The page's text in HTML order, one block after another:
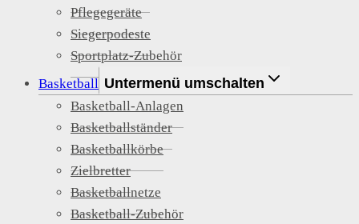
Pflegegeräte
Siegerpodeste
Sportplatz-Zubehör
Basketball Untermenü umschalten
Basketball-Anlagen
Basketballständer
Basketballkörbe
Zielbretter
Basketballnetze
Basketball-Zubehör